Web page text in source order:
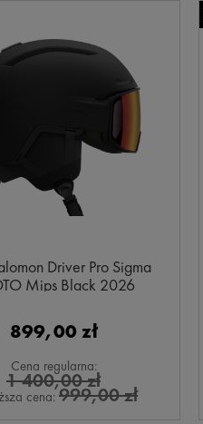
Driver Pro Sigma
Mips Black 2026
899,00 zł
Cena regularna:
1 400,00 zł
cena: 999,00 zł